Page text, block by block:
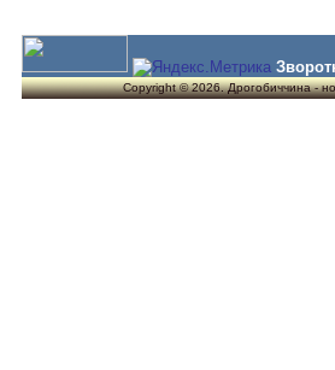
Copyright © 2026. Дрогобиччина -